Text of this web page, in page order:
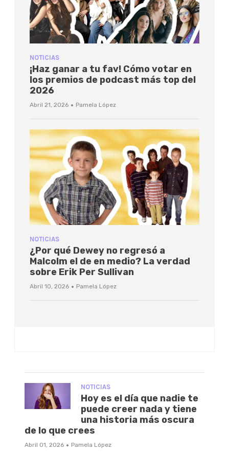
NOTICIAS
¡Haz ganar a tu fav! Cómo votar en
los premios de podcast más top del
2026
Abril 21, 2026 · Pamela López
NOTICIAS
¿Por qué Dewey no regresó a
Malcolm el de en medio? La verdad
sobre Erik Per Sullivan
Abril 10, 2026 · Pamela López
NOTICIAS
Hoy es el día que nadie te
puede creer nada y tiene
una historia más oscura
de lo que crees
Abril 01, 2026 · Pamela López